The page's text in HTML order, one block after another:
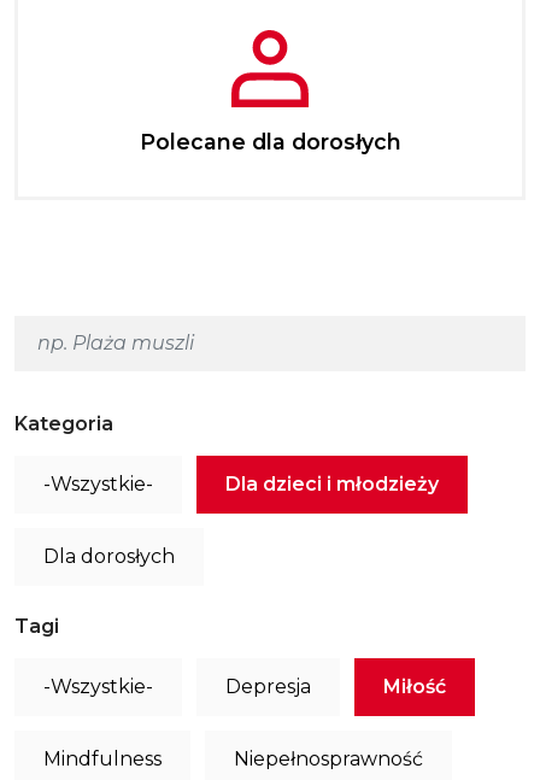
Polecane dla dorosłych
Kategoria
-Wszystkie- Dla dzieci i młodzieży
Dla dorosłych
Tagi
-Wszystkie- Depresja Miłość
Mindfulness Niepełnosprawność